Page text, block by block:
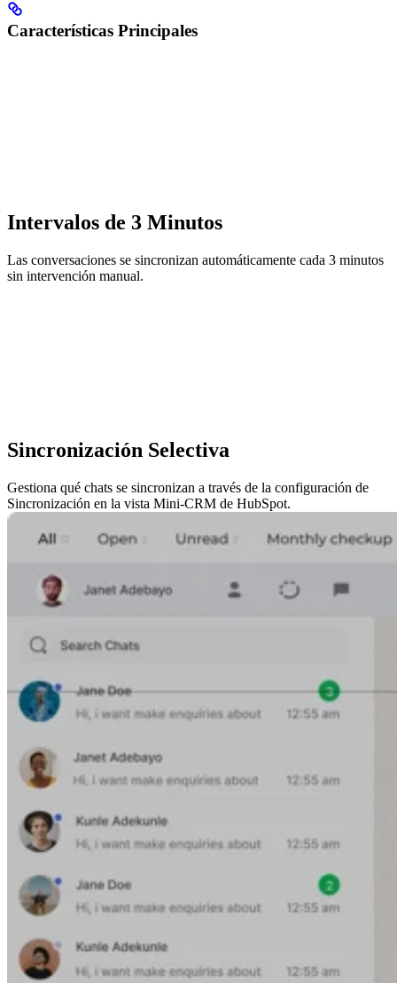
Características Principales
Intervalos de 3 Minutos
Las conversaciones se sincronizan automáticamente cada 3 minutos
sin intervención manual.
Sincronización Selectiva
Gestiona qué chats se sincronizan a través de la configuración de
Sincronización en la vista Mini-CRM de HubSpot.